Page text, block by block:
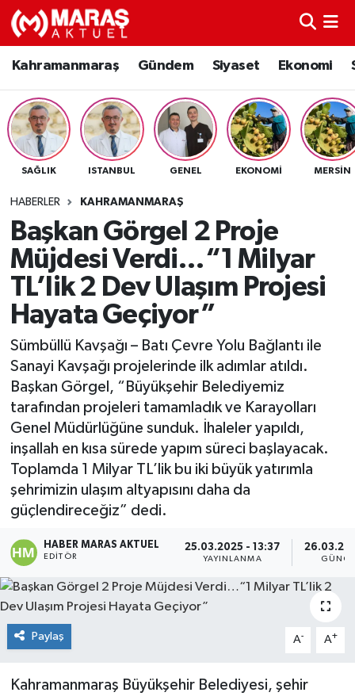
Kahramanmaraş Gündem Siyaset Ekonomi
SAĞLIK ISTANBUL GENEL EKONOMI MERSIN
HABERLER KAHRAMANMARAŞ
Başkan Görgel 2 Proje
Müjdesi Verdi…“1 Milyar
TL’lik 2 Dev Ulaşım Projesi
Hayata Geçiyor”
Sümbüllü Kavşağı – Batı Çevre Yolu Bağlantı ile
Sanayi Kavşağı projelerinde ilk adımlar atıldı.
Başkan Görgel, “Büyükşehir Belediyemiz
tarafından projeleri tamamladık ve Karayolları
Genel Müdürlüğüne sunduk. İhaleler yapıldı,
inşallah en kısa sürede yapım süreci başlayacak.
Toplamda 1 Milyar TL’lik bu iki büyük yatırımla
şehrimizin ulaşım altyapısını daha da
güçlendireceğiz” dedi.
HABER MARAS AKTUEL
EDITÖR
25.03.2025 - 13:37
YAYINLANMA
Paylaş A- A+
Kahramanmaraş Büyükşehir Belediyesi, şehir
Kahramanmaraş
Gündem
Siyaset
Spor
Sağlık
Teknoloji
Eğitim
Dünya
Kültür Sanat
Nöbetçi Eczaneler
Hava Durumu
Namaz Vakitleri
TFF 3.Lig 4.Grup Puan Durumu ve Fikstür
Tüm Manşetler
Son Dakika Haberleri
Haber Arşivi